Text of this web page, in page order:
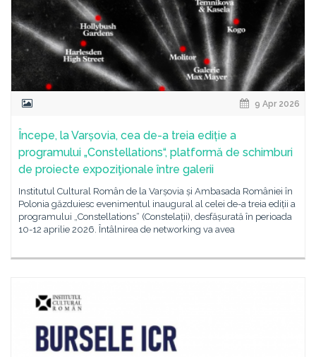
9 Apr 2026
Începe, la Varșovia, cea de-a treia ediție a
programului „Constellations“, platformă de schimburi
de proiecte expoziţionale între galerii
Institutul Cultural Român de la Varșovia și Ambasada României în
Polonia găzduiesc evenimentul inaugural al celei de-a treia ediții a
programului „Constellations“ (Constelații), desfășurată în perioada
10-12 aprilie 2026. Întâlnirea de networking va avea